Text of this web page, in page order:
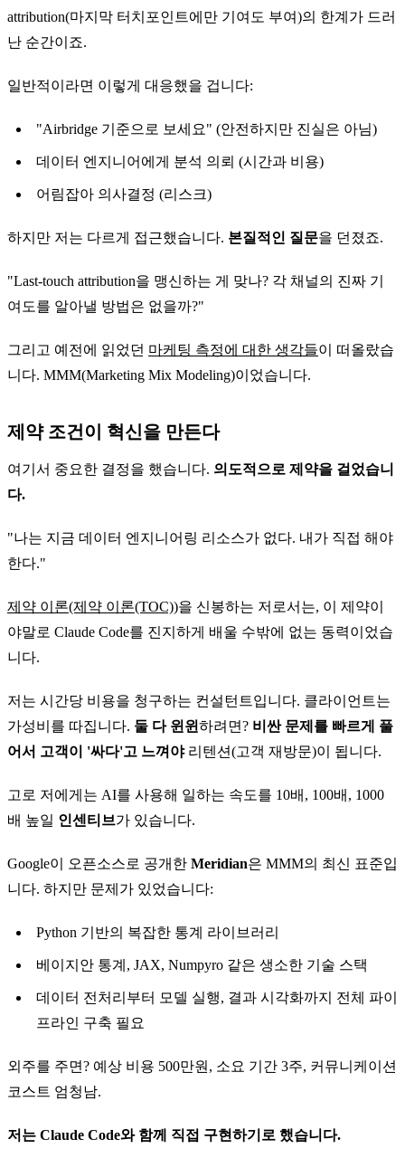
attribution(마지막 터치포인트에만 기여도 부여)의 한계가 드러
난 순간이죠.
일반적이라면 이렇게 대응했을 겁니다:
"Airbridge 기준으로 보세요" (안전하지만 진실은 아님)
데이터 엔지니어에게 분석 의뢰 (시간과 비용)
어림잡아 의사결정 (리스크)
하지만 저는 다르게 접근했습니다. 본질적인 질문을 던졌죠.
"Last-touch attribution을 맹신하는 게 맞나? 각 채널의 진짜 기
여도를 알아낼 방법은 없을까?"
그리고 예전에 읽었던 마케팅 측정에 대한 생각들이 떠올랐습
니다. MMM(Marketing Mix Modeling)이었습니다.
제약 조건이 혁신을 만든다
여기서 중요한 결정을 했습니다. 의도적으로 제약을 걸었습니
다.
"나는 지금 데이터 엔지니어링 리소스가 없다. 내가 직접 해야
한다."
제약 이론(제약 이론(TOC))을 신봉하는 저로서는, 이 제약이
야말로 Claude Code를 진지하게 배울 수밖에 없는 동력이었습
니다.
저는 시간당 비용을 청구하는 컨설턴트입니다. 클라이언트는
가성비를 따집니다. 둘 다 윈윈하려면? 비싼 문제를 빠르게 풀
어서 고객이 '싸다'고 느껴야리텐션(고객 재방문)이 됩니다.
고로 저에게는 AI를 사용해 일하는 속도를 10배, 100배, 1000
배 높일 인센티브가 있습니다.
Google이 오픈소스로 공개한 Meridian은 MMM의 최신 표준입
니다. 하지만 문제가 있었습니다:
Python 기반의 복잡한 통계 라이브러리
베이지안 통계, JAX, Numpyro 같은 생소한 기술 스택
데이터 전처리부터 모델 실행, 결과 시각화까지 전체 파이
프라인 구축 필요
외주를 주면? 예상 비용 500만원, 소요 기간 3주, 커뮤니케이션
코스트 엄청남.
저는 Claude Code와 함께 직접 구현하기로 했습니다.